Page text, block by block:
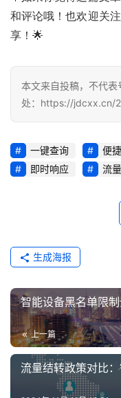
和评论哦！也欢迎关
享！🌟
本文来自投稿，不代
处：https://jdcxx.cn/
一键查询 便
即时响应
流
生成海报
智能设备黑名单限
上一篇
流量结转政策对比